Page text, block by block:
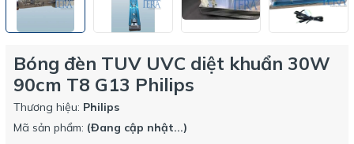
Bóng đèn TUV UVC diệt khuẩn 30W
90cm T8 G13 Philips
Thương hiệu: Philips
Mã sản phẩm: (Đang cập nhật...)